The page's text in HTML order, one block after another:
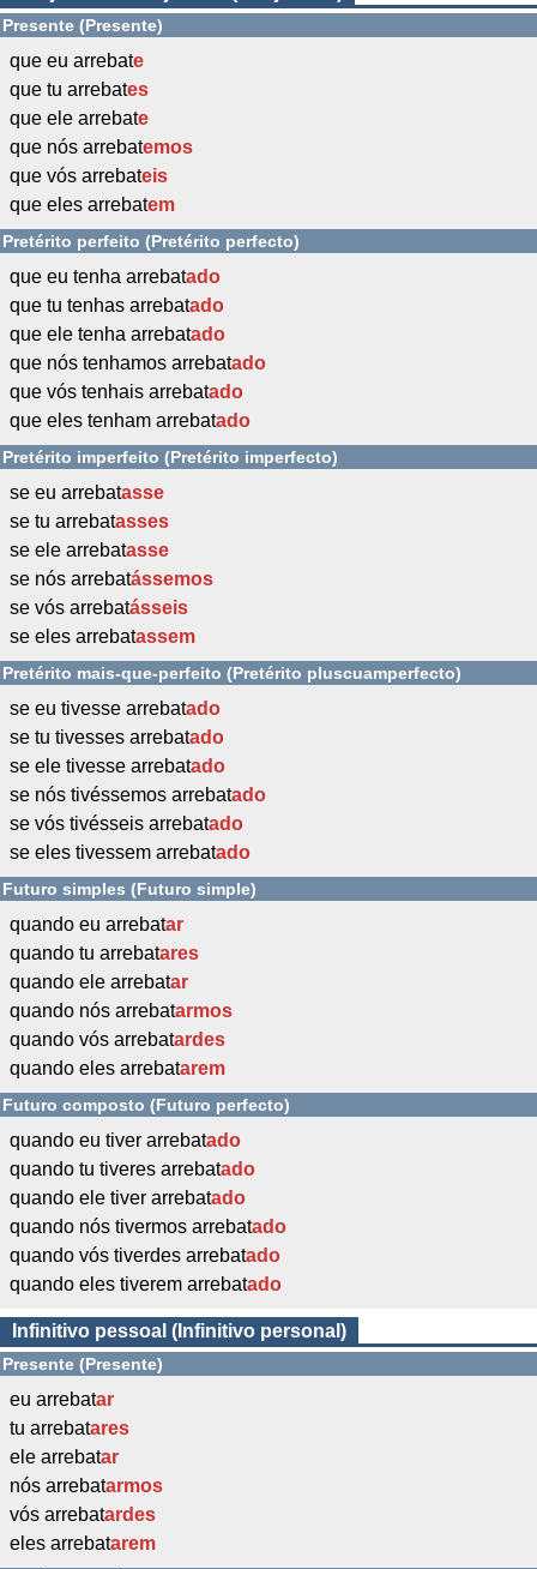
Presente (Presente)
que eu arrebate
que tu arrebates
que ele arrebate
que nós arrebatemos
que vós arrebateis
que eles arrebatem
Pretérito perfeito (Pretérito perfecto)
que eu tenha arrebatado
que tu tenhas arrebatado
que ele tenha arrebatado
que nós tenhamos arrebatado
que vós tenhais arrebatado
que eles tenham arrebatado
Pretérito imperfeito (Pretérito imperfecto)
se eu arrebatasse
se tu arrebatasses
se ele arrebatasse
se nós arrebatássemos
se vós arrebatásseis
se eles arrebatassem
Pretérito mais-que-perfeito (Pretérito pluscuamperfecto)
se eu tivesse arrebatado
se tu tivesses arrebatado
se ele tivesse arrebatado
se nós tivéssemos arrebatado
se vós tivésseis arrebatado
se eles tivessem arrebatado
Futuro simples (Futuro simple)
quando eu arrebatar
quando tu arrebatares
quando ele arrebatar
quando nós arrebatarmos
quando vós arrebatardes
quando eles arrebatarem
Futuro composto (Futuro perfecto)
quando eu tiver arrebatado
quando tu tiveres arrebatado
quando ele tiver arrebatado
quando nós tivermos arrebatado
quando vós tiverdes arrebatado
quando eles tiverem arrebatado
Infinitivo pessoal (Infinitivo personal)
Presente (Presente)
eu arrebatar
tu arrebatares
ele arrebatar
nós arrebatarmos
vós arrebatardes
eles arrebatarem